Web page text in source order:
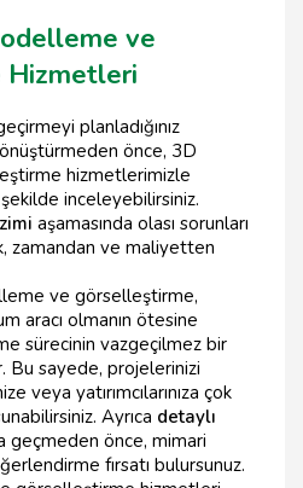
ve
Hizmetleri
planladığınız
önce, 3D
hizmetlerimizle
inceleyebilirsiniz.
aşamasında olası sorunları
zamandan ve maliyetten
ve görselleştirme,
aracı olmanın ötesine
sürecinin vazgeçilmez bir
Bu sayede, projelerinizi
veya yatırımcılarınıza çok
Ayrıca detaylı
geçmeden önce, mimari
fırsatı bulursunuz.